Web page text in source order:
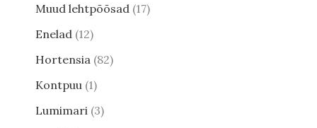
Muud lehtpõõsad 17
Enelad 12
Hortensia 82
Kontpuu 1
Lumimari 3